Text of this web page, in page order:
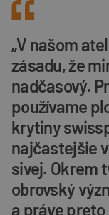
„V našom
zásadu, že
nadčasový.
používame
krytiny
najčastejšie
sivej. Okrem
obrovský
a práve